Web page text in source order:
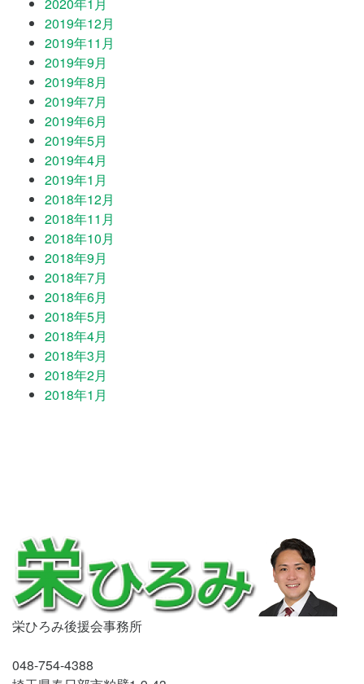
2019年12月
2019年11月
2019年9月
2019年8月
2019年7月
2019年6月
2019年5月
2019年4月
2019年1月
2018年12月
2018年11月
2018年10月
2018年9月
2018年7月
2018年6月
2018年5月
2018年4月
2018年3月
2018年2月
2018年1月
栄ひろみ後援会事務所
048-754-4388